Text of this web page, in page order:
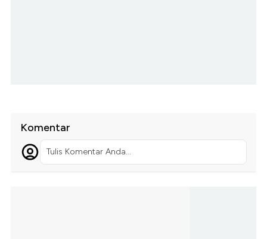
Komentar
Tulis Komentar Anda...